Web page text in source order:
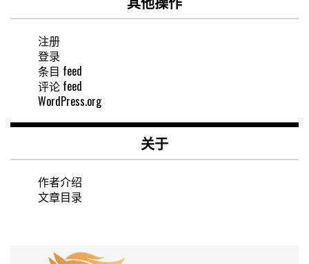
注册
登录
条目 feed
评论 feed
WordPress.org
关于
作者介绍
文章目录